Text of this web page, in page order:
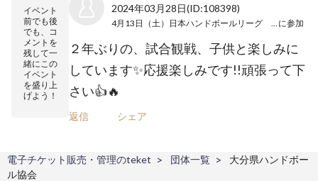
イベント
前でも後
でも、コ
メントを
残して一
緒にこの
イベント
を盛り上
げよう！
2024年03月28日(ID:108398)
に参加
２年ぶりの、試合観戦、子供と楽しみに
しています✨応援楽しみです!!頑張って下
さい👍🔥
返信 シェア
電子チケット販売・管理のteket 団体一覧
大分県ハンドボー
ル協会